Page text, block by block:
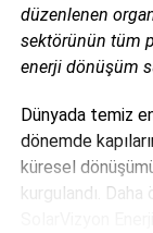
düzenlenen
sektörünün tüm
enerji dönüşüm
Dünyada temiz
dönemde
küresel
kurgulandı.